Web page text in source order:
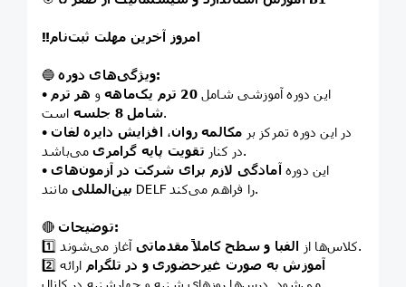
‼️امروز آخرین مهلت ثبت‌نام
🔵
ویژگی‌های دوره:
• این دوره آموزشی شامل20 ترم یک‌ماهه و هر ترم
شامل 8 جلسهاست.
• در این دوره تمرکز بر مکالمه روان، افزایش دایره لغات
در کنار تقویت پایه گرامری
می‌باشد.
• این دوره آمادگی لازم برای شرکت در آزمون‌های
بین‌المللی
مانند DELF را فراهم می‌کند.
🔴
توضیحات:
1️⃣ کلاس‌ها از الفبا و سطح کاملاً مقدماتی
آغاز می‌شوند.
2️⃣
آموزش‌ به صورت غیرحضوری و در تلگرام ارائه